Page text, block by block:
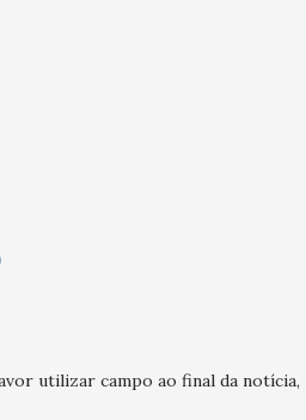
utilizar campo ao final da notícia,